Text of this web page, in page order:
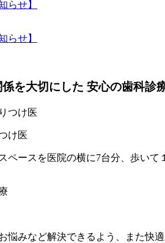
らせ】
らせ】
を大切にした 安心の歯科診
け医
ペースを医院の横に7台分、歩いて
悩みなど解決できるよう、また快